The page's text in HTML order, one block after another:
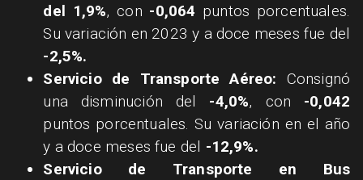
del 1,9%, con -0,064 puntos porcentuales.
Su variación en 2023 y a doce meses fue del
-2,5%.
Servicio de Transporte Aéreo: Consignó
una disminución del -4,0%, con -0,042
puntos porcentuales. Su variación en el año
y a doce meses fue del -12,9%.
Servicio de Transporte en Bus